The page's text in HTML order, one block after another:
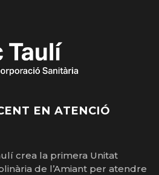
EN ATENCIÓ
crea la primera Unitat
de l’Amiant per atendre